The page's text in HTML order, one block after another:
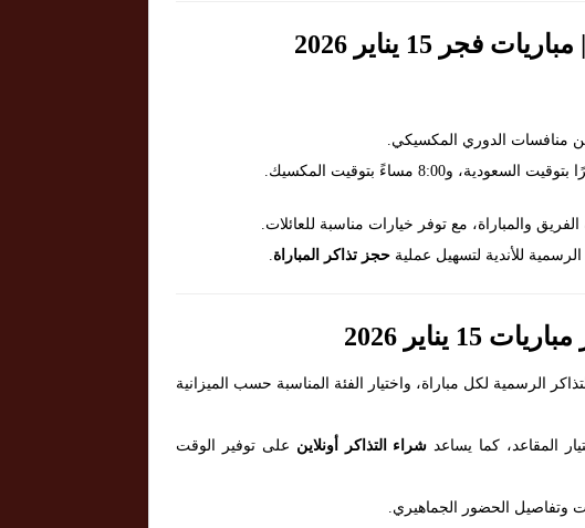
15 يناير 2026
منافسات الدوري المكسيكي.
والمباراة، مع توفر خيارات مناسبة للعائلات.
للأندية لتسهيل عملية حجز تذاكر المباراة.
2026
الرسمية لكل مباراة، واختيار الفئة المناسبة حسب الميزانية
المقاعد، كما يساعد شراء التذاكر أونلاين على توفير الوقت
وتفاصيل الحضور الجماهيري.